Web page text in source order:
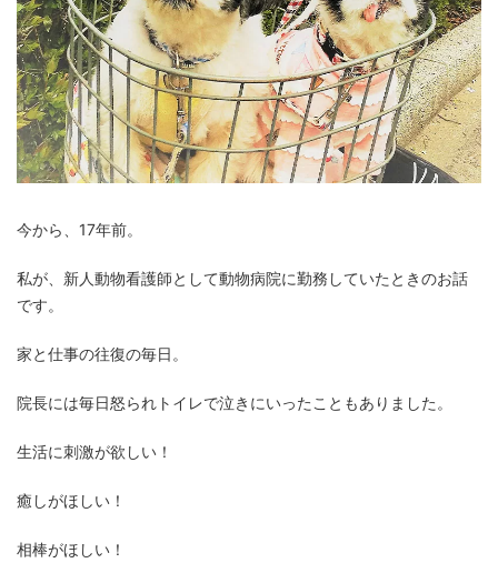
今から、17年前。
私が、新人動物看護師として動物病院に勤務していたときのお話
です。
家と仕事の往復の毎日。
院長には毎日怒られトイレで泣きにいったこともありました。
生活に刺激が欲しい！
癒しがほしい！
相棒がほしい！